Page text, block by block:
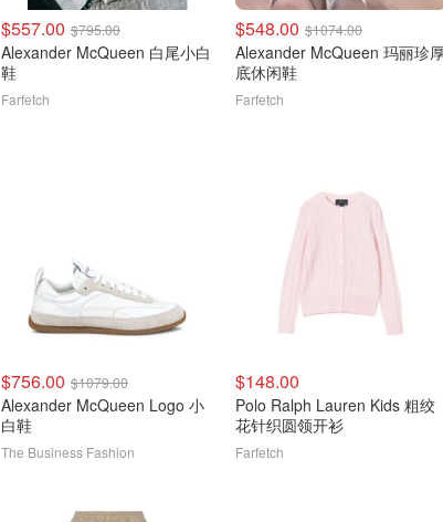
$557.00 $795.00
Alexander McQueen 白尾小白
鞋
Farfetch
$548.00 $1074.00
Alexander McQueen 玛丽珍
底休闲鞋
Farfetch
$756.00 $1079.00
Alexander McQueen Logo 小
白鞋
The Business Fashion
$148.00
Polo Ralph Lauren Kids 粗绞
花针织圆领开衫
Farfetch